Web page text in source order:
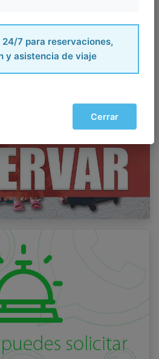
7 para reservaciones,
y asistencia de viaje
Cerrar